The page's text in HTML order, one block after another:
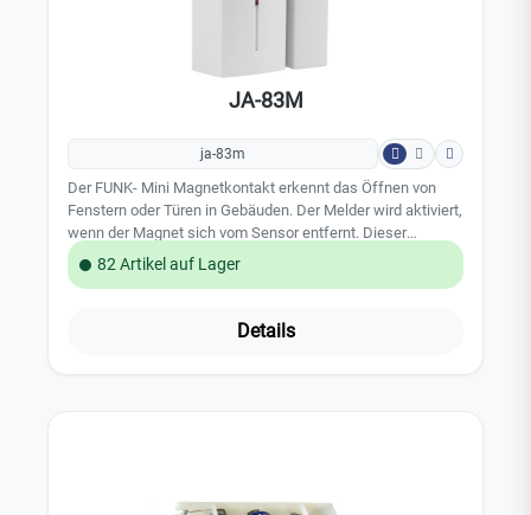
JA-83M
ja-83m
Der FUNK- Mini Magnetkontakt erkennt das Öffnen von
Fenstern oder Türen in Gebäuden. Der Melder wird aktiviert,
wenn der Magnet sich vom Sensor entfernt. Dieser
Magnetkontakt zeichnet sich durch seine kleine und
unauffällige Bauform aus. Leistungsmerkmale: integriertes
und unauffällige Bauform Farbe: Weiß inklusive Batterien
Betriebstemperatur: -10 bis 40 °C Sicherheitsstufe: Grad 2,
82 Artikel auf Lager
Details